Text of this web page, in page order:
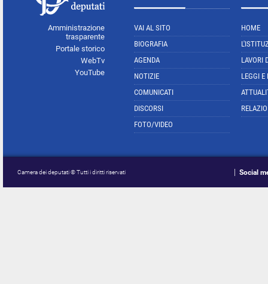
Amministrazione
trasparente
Portale storico
WebTv
YouTube
VAI AL SITO
BIOGRAFIA
AGENDA
NOTIZIE
COMUNICATI
DISCORSI
FOTO/VIDEO
HOME
LAVORI
LEGGI E
Camera dei deputati © Tutti i diritti riservati Social